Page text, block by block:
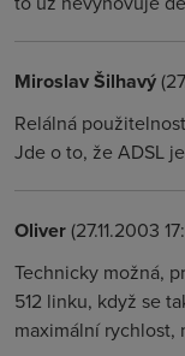
Miroslav Šilhavý
Relálná
Jde o to, že ADSL
Oliver(27.11.2003
Technicky možná,
512 linku, když se
maximální rychlost,